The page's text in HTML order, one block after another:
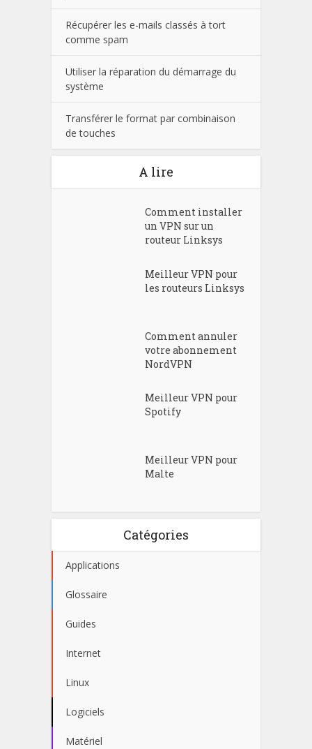
Récupérer les e-mails classés à tort
comme spam
Utiliser la réparation du démarrage du
système
Transférer le format par combinaison
de touches
A lire
Comment installer
un VPN sur un
routeur Linksys
Meilleur VPN pour
les routeurs Linksys
Comment annuler
votre abonnement
NordVPN
Meilleur VPN pour
Spotify
Meilleur VPN pour
Malte
Catégories
Applications
Glossaire
Guides
Internet
Linux
Logiciels
Matériel